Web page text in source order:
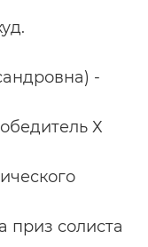
-
Х
приз солиста